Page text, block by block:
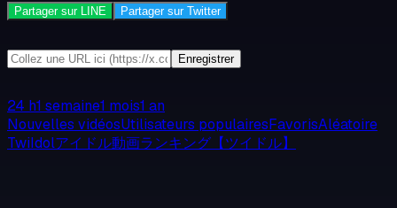
Partager sur LINE Partager sur Twitter
Enregistrer
24 h1 semaine1 mois1 an
Nouvelles vidéosUtilisateurs populairesFavorisAléatoire
TwiIdolアイドル動画ランキング【ツイドル】